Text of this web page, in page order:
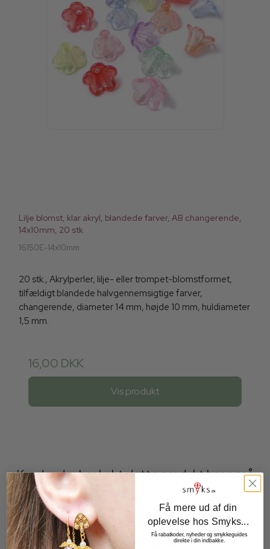
Lilje blomst, klar akryl, blandede farver, AB changerende,
14x10mm, 20 stk
16150E-14x10mm
20 stk., Akrylperler, lilje- eller trompet-blomstformet,
tilfældigt blandede halvgennemsigtige farver,
changerende, diameter 14 mm, højde 10 mm, huldiameter
1,5 mm.
16,00 DKK
Vis produkt
Kunder der har købt dette produkt har også
Få mere ud af din
oplevelse hos Smyks...
Få rabatkoder, nyheder og smykkeguides
direkte i din indbakke.